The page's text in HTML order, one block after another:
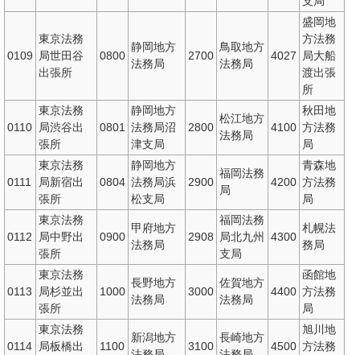
0109
東京法務
局世田谷
出張所
0800
静岡地方
法務局
2700
鳥取地方
法務局
4027
盛岡地
方法務
局大船
渡出張
所
0110
東京法務
局渋谷出
張所
0801
静岡地方
法務局沼
津支局
2800
松江地方
法務局
4100
秋田地
方法務
局
0111
東京法務
局新宿出
張所
0804
静岡地方
法務局浜
松支局
2900
福岡法務
局
4200
青森地
方法務
局
0112
東京法務
局中野出
張所
0900
甲府地方
法務局
2908
福岡法務
局北九州
支局
4300
札幌法
務局
0113
東京法務
局杉並出
張所
1000
長野地方
法務局
3000
佐賀地方
法務局
4400
函館地
方法務
局
0114
東京法務
局板橋出
1100
新潟地方
3100
長崎地方
4500
旭川地
方法務